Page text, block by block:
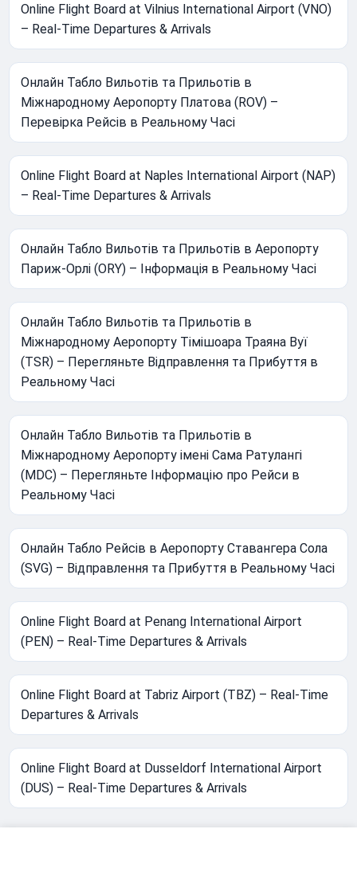
Online Flight Board at Vilnius International Airport (VNO)
– Real-Time Departures & Arrivals
Онлайн Табло Вильотів та Прильотів в
Міжнародному Аеропорту Платова (ROV) –
Перевірка Рейсів в Реальному Часі
Online Flight Board at Naples International Airport (NAP)
– Real-Time Departures & Arrivals
Онлайн Табло Вильотів та Прильотів в Аеропорту
Париж-Орлі (ORY) – Інформація в Реальному Часі
Онлайн Табло Вильотів та Прильотів в
Міжнародному Аеропорту Тімішоара Траяна Вуї
(TSR) – Перегляньте Відправлення та Прибуття в
Реальному Часі
Онлайн Табло Вильотів та Прильотів в
Міжнародному Аеропорту імені Сама Ратулангі
(MDC) – Перегляньте Інформацію про Рейси в
Реальному Часі
Онлайн Табло Рейсів в Аеропорту Ставангера Сола
(SVG) – Відправлення та Прибуття в Реальному Часі
Online Flight Board at Penang International Airport
(PEN) – Real-Time Departures & Arrivals
Online Flight Board at Tabriz Airport (TBZ) – Real-Time
Departures & Arrivals
Online Flight Board at Dusseldorf International Airport
(DUS) – Real-Time Departures & Arrivals